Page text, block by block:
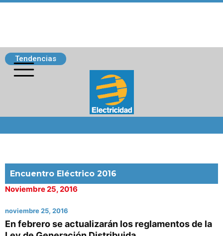
Tendencias
Encuentro Eléctrico 2016
Noviembre 25, 2016
noviembre 25, 2016
En febrero se actualizarán los reglamentos de la